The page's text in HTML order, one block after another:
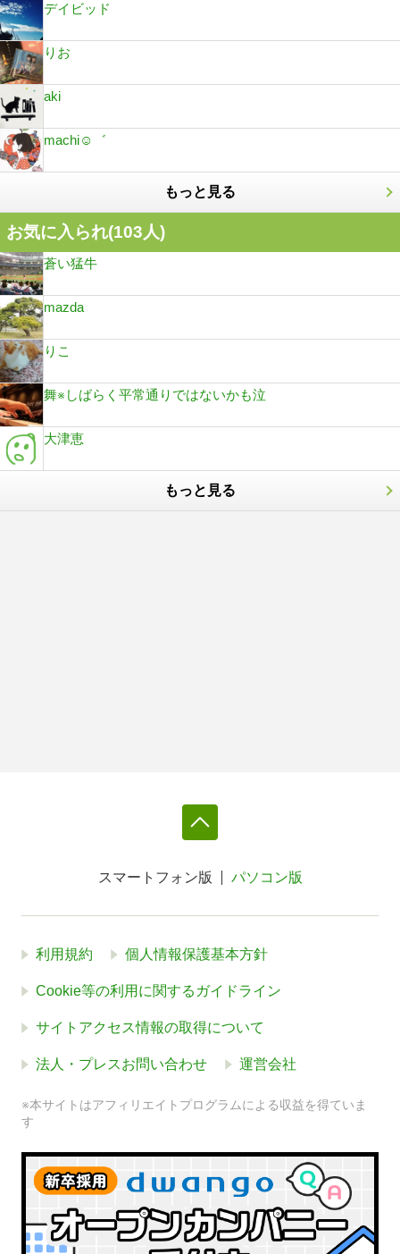
デイビッド
りお
aki
machi☺︎︎゛
もっと見る
お気に入られ(103人)
蒼い猛牛
mazda
りこ
舞※しばらく平常通りではないかも泣
大津恵
もっと見る
スマートフォン版 パソコン版
利用規約 個人情報保護基本方針
Cookie等の利用に関するガイドライン
サイトアクセス情報の取得について
法人・プレスお問い合わせ 運営会社
※本サイトはアフィリエイトプログラムによる収益を得ていま
す